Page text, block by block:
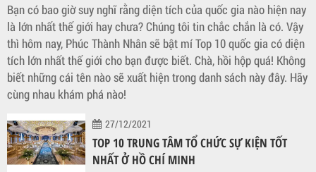
Bạn có bao giờ suy nghĩ rằng diện tích của quốc gia nào hiện nay
là lớn nhất thế giới hay chưa? Chúng tôi tin chắc chắn là có. Vậy
thì hôm nay, Phúc Thành Nhân sẽ bật mí Top 10 quốc gia có diện
tích lớn nhất thế giới cho bạn được biết. Chà, hồi hộp quá! Không
biết những cái tên nào sẽ xuất hiện trong danh sách này đây. Hãy
cùng nhau khám phá nào!
27/12/2021
TOP 10 TRUNG TÂM TỔ CHỨC SỰ KIỆN TỐT
NHẤT Ở HỒ CHÍ MINH